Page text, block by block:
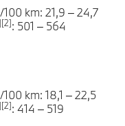
km: 21,9 – 24,7
: 501 – 564
km: 18,1 – 22,5
: 414 – 519